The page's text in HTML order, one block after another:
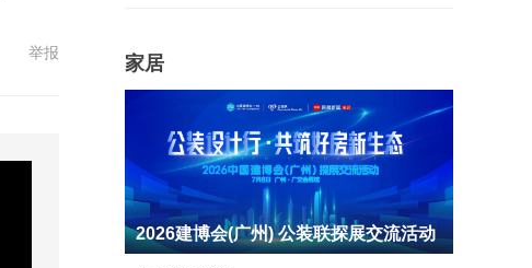
举报 家居
2026建博会(广州) 公装联探展交流活动